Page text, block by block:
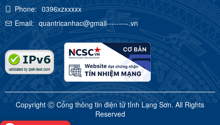
Phone: 0396xzxxxxx
Email: quantricanhac@gmail---------.vn
Copyright Ⓒ Cổng thông tin điện tử tỉnh Lạng Sơn. All Rights
Reserved